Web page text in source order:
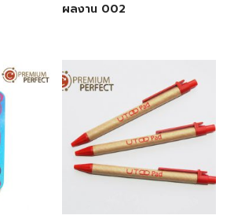
ผลงาน 002